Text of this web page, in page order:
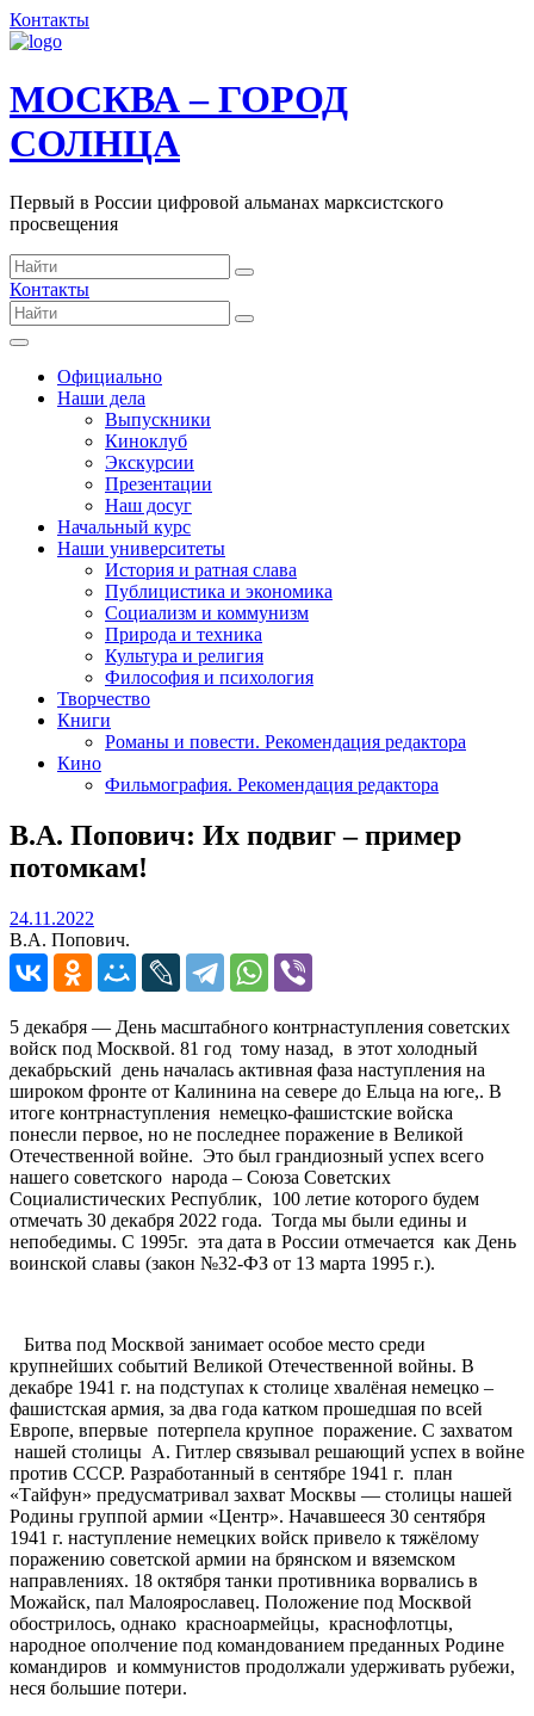
Контакты
МОСКВА – ГОРОД
СОЛНЦА
Первый в России цифровой альманах марксистского
просвещения
Контакты
Официально
Наши дела
Выпускники
Киноклуб
Экскурсии
Презентации
Наш досуг
Начальный курс
Наши университеты
История и ратная слава
Публицистика и экономика
Социализм и коммунизм
Природа и техника
Культура и религия
Философия и психология
Творчество
Книги
Романы и повести. Рекомендация редактора
Кино
Фильмография. Рекомендация редактора
В.А. Попович: Их подвиг – пример
потомкам!
24.11.2022
В.А. Попович.
5 декабря — День масштабного контрнаступления советских
войск под Москвой. 81 год тому назад, в этот холодный
декабрьский день началась активная фаза наступления на
широком фронте от Калинина на севере до Ельца на юге,. В
итоге контрнаступления немецко-фашистские войска
понесли первое, но не последнее поражение в Великой
Отечественной войне. Это был грандиозный успех всего
нашего советского народа – Союза Советских
Социалистических Республик, 100 летие которого будем
отмечать 30 декабря 2022 года. Тогда мы были едины и
непобедимы. С 1995г. эта дата в России отмечается как День
воинской славы (закон №32-ФЗ от 13 марта 1995 г.).
Битва под Москвой занимает особое место среди
крупнейших событий Великой Отечественной войны. В
декабре 1941 г. на подступах к столице хвалёная немецко –
фашистская армия, за два года катком прошедшая по всей
Европе, впервые потерпела крупное поражение. С захватом
нашей столицы А. Гитлер связывал решающий успех в войне
против СССР. Разработанный в сентябре 1941 г. план
«Тайфун» предусматривал захват Москвы — столицы нашей
Родины группой армии «Центр». Начавшееся 30 сентября
1941 г. наступление немецких войск привело к тяжёлому
поражению советской армии на брянском и вяземском
направлениях. 18 октября танки противника ворвались в
Можайск, пал Малоярославец. Положение под Москвой
обострилось, однако красноармейцы, краснофлотцы,
народное ополчение под командованием преданных Родине
командиров и коммунистов продолжали удерживать рубежи,
неся большие потери.